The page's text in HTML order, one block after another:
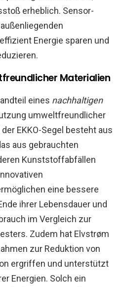
erheblich. Sensor-
Energie sparen und
Materialien
eines nachhaltigen
umweltfreundlicher
EKKO-Segel besteht aus
aus gebrauchten
Kunststoffabfällen
eine bessere
ihrer Lebensdauer und
im Vergleich zur
Zudem hat Elvstrøm
zur Reduktion von
ergriffen und unterstützt
Energien. Solch ein